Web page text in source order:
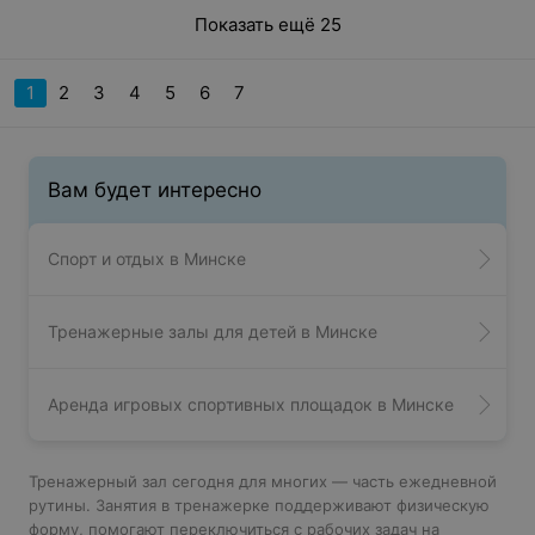
зеркало, можно привести себя в порядок после
тренировки, интерьер красивый, располагающий. Есть
классы по танцам и стретчингу. Офигенная фишка,
которая нужна вообще всем фитнес-клубам: можно
воскресенье не работают).
Показать ещё 25
1 2 3 4 5 6 7
Вам будет интересно
Спорт и отдых в Минске
Тренажерные залы для детей в Минске
Аренда игровых спортивных площадок в Минске
Тренажерный зал сегодня для многих — часть ежедневной
рутины. Занятия в тренажерке поддерживают физическую
форму, помогают переключиться с рабочих задач на